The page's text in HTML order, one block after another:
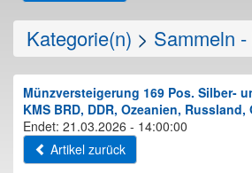
Kategorie(n) > Sammeln
Münzversteigerung 169 Pos. Silber-
KMS BRD, DDR, Ozeanien,
Endet: 21.03.2026 - 14:00:00
Artikel zurück